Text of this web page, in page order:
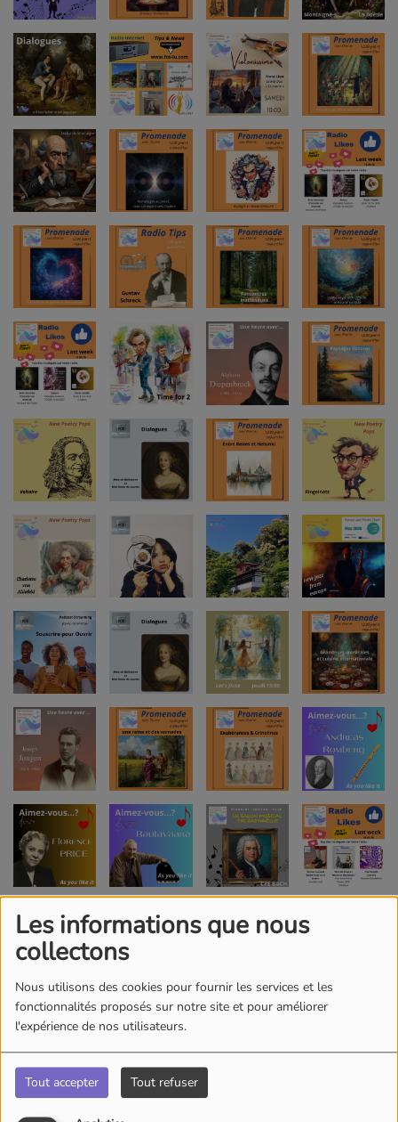
Les informations que nous
collectons
Nous utilisons des cookies pour fournir les services et les
fonctionnalités proposés sur notre site et pour améliorer
l'expérience de nos utilisateurs.
Tout accepter Tout refuser